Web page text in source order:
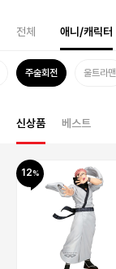
전체 애니/캐릭터
주술회전 울트라맨
신상품 베스트
12